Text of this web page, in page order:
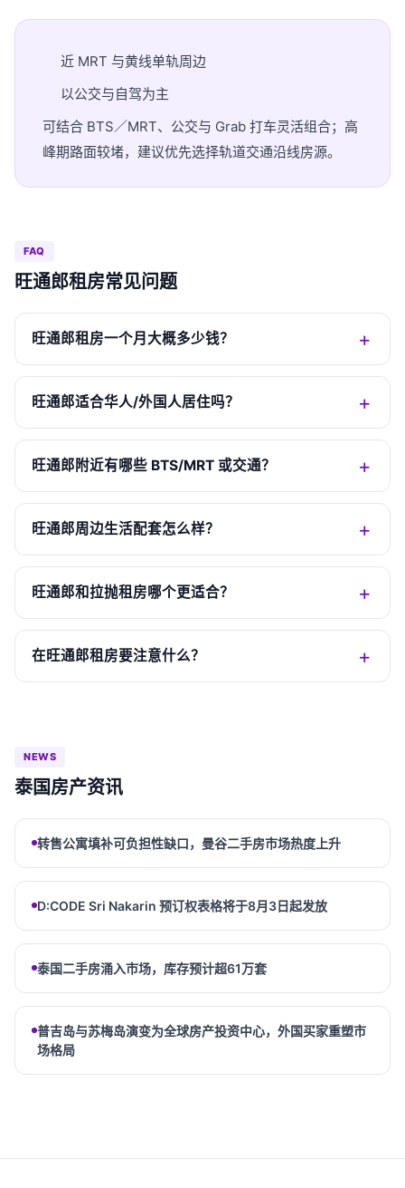
近 MRT 与黄线单轨周边
以公交与自驾为主
可结合 BTS／MRT、公交与 Grab 打车灵活组合；高
峰期路面较堵，建议优先选择轨道交通沿线房源。
FAQ
旺通郎租房常见问题
旺通郎租房一个月大概多少钱？
旺通郎适合华人/外国人居住吗？
旺通郎附近有哪些 BTS/MRT 或交通？
旺通郎周边生活配套怎么样？
旺通郎和拉抛租房哪个更适合？
在旺通郎租房要注意什么？
NEWS
泰国房产资讯
转售公寓填补可负担性缺口，曼谷二手房市场热度上升
D:CODE Sri Nakarin 预订权表格将于8月3日起发放
泰国二手房涌入市场，库存预计超61万套
普吉岛与苏梅岛演变为全球房产投资中心，外国买家重塑市
场格局